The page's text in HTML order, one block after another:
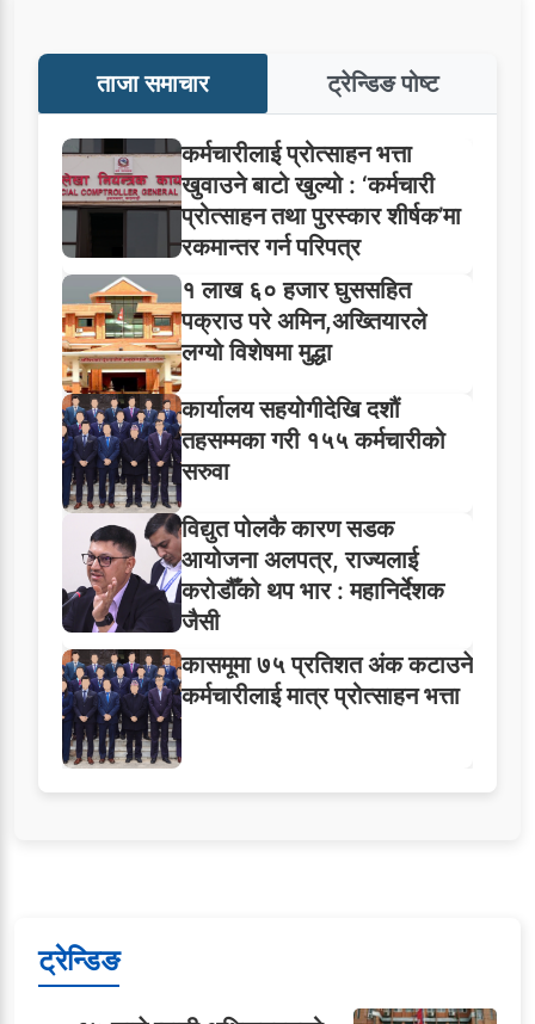
ताजा समाचार ट्रेन्डिङ पोष्ट
कर्मचारीलाई प्रोत्साहन भत्ता
खुवाउने बाटो खुल्यो : ‘कर्मचारी
प्रोत्साहन तथा पुरस्कार शीर्षक’मा
रकमान्तर गर्न परिपत्र
१ लाख ६० हजार घुससहित
पक्राउ परे अमिन,अख्तियारले
लग्यो विशेषमा मुद्धा
कार्यालय सहयोगीदेखि दशौं
तहसम्मका गरी १५५ कर्मचारीको
सरुवा
विद्युत पोलकै कारण सडक
आयोजना अलपत्र, राज्यलाई
करोडौँको थप भार : महानिर्देशक
जैसी
कासमूमा ७५ प्रतिशत अंक कटाउने
कर्मचारीलाई मात्र प्रोत्साहन भत्ता
ट्रेन्डिङ